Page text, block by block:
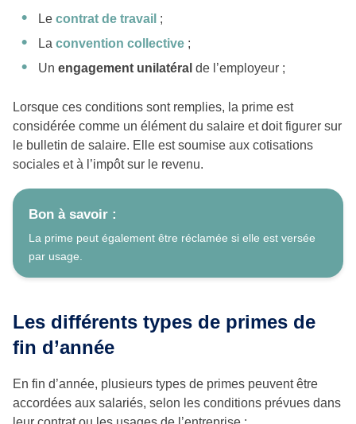
Le contrat de travail ;
La convention collective ;
Un engagement unilatéral de l’employeur ;
Lorsque ces conditions sont remplies, la prime est
considérée comme un élément du salaire et doit figurer sur
le bulletin de salaire. Elle est soumise aux cotisations
sociales et à l’impôt sur le revenu.
Bon à savoir :
La prime peut également être réclamée si elle est versée
par usage.
Les différents types de primes de
fin d’année
En fin d’année, plusieurs types de primes peuvent être
accordées aux salariés, selon les conditions prévues dans